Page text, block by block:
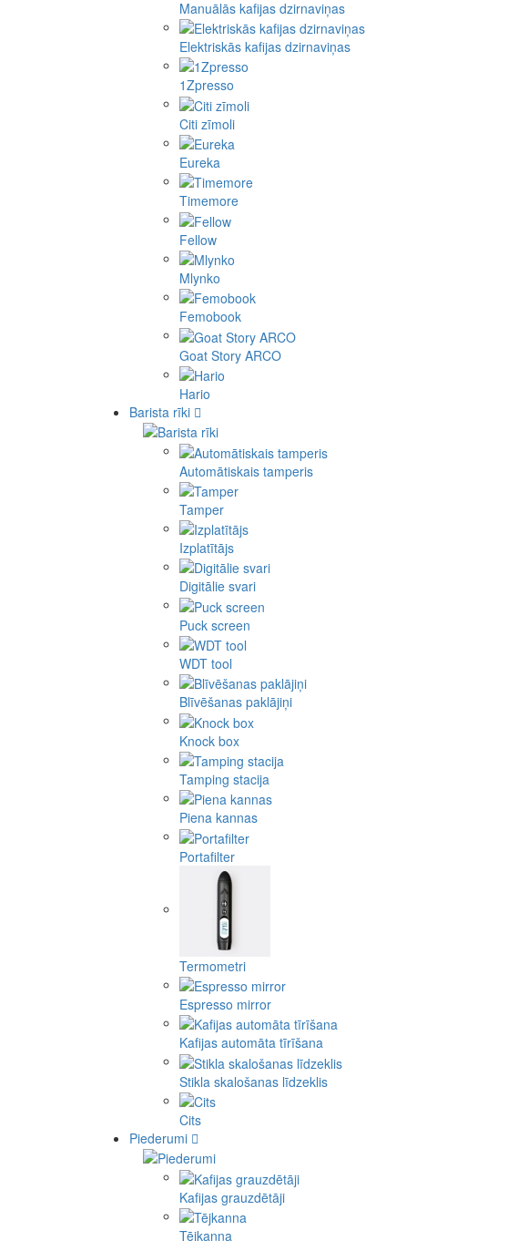
Manuālās kafijas dzirnaviņas
Elektriskās kafijas dzirnaviņas
1Zpresso
Citi zīmoli
Eureka
Timemore
Fellow
Mlynko
Femobook
Goat Story ARCO
Hario
Barista rīki
Automātiskais tamperis
Tamper
Izplatītājs
Digitālie svari
Puck screen
WDT tool
Blīvēšanas paklājiņi
Knock box
Tamping stacija
Piena kannas
Portafilter
Termometri
Espresso mirror
Kafijas automāta tīrīšana
Stikla skalošanas līdzeklis
Cits
Piederumi
Kafijas grauzdētāji
Tējkanna